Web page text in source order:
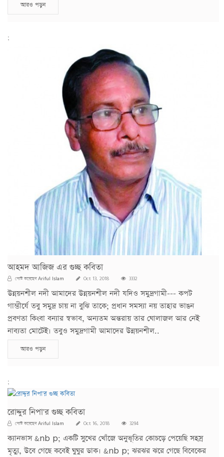
আরও পড়ুন
;
আহমদ আজিজ এর গুচ্ছ কবিতা
পোস্ট করেছেনAriful Islam Oct 13, 2018 3332
উন্নয়নশীল নদী আমাদের উন্নয়নশীল নদী যদিও সমুদ্রগামী--- কপট
গাম্ভীর্যে তবু সমুদ্র চায় না বুঝি তাকে; প্রধান সমস্যা নয় তাহার ভাঙন
প্রবণতা কিংবা বন্যার স্বভাব, অন্যতম অন্তরায় তার ঘোলাজল আর নেই
নাব্যতা মোটেই। তবুও সমুদ্রগামী আমাদের উন্নয়নশীল..
আরও পড়ুন
;
রোদ্দুর নিপা'র গুচ্ছ কবিতা
পোস্ট করেছেনAriful Islam Oct 16, 2018 3294
ক্যানভাস &nb p; একটি সুখের খোঁজে অনুভূতির কোচড়ে পেয়েছি সহস্র
মৃত্যু, উবে গেছে কবেই ঘুঘুর ডাক। &nb p; ঝরঝর ঝরে গেছে বিবেকের